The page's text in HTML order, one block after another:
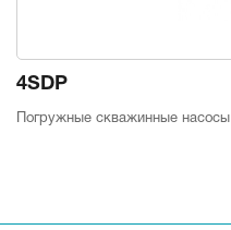
4SDP
Погружные скважинные насосы